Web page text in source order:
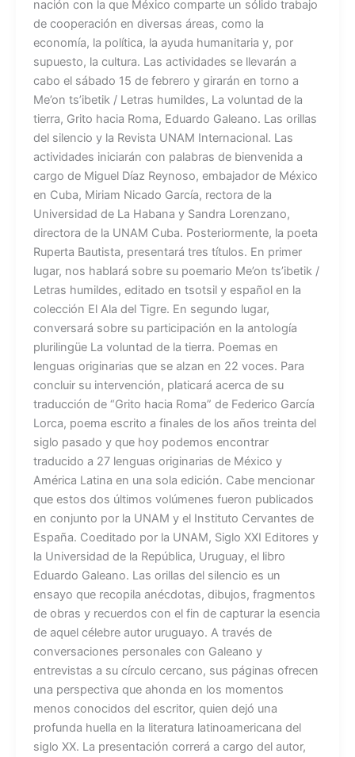
nación con la que México comparte un sólido trabajo
de cooperación en diversas áreas, como la
economía, la política, la ayuda humanitaria y, por
supuesto, la cultura. Las actividades se llevarán a
cabo el sábado 15 de febrero y girarán en torno a
Me’on ts’ibetik / Letras humildes, La voluntad de la
tierra, Grito hacia Roma, Eduardo Galeano. Las orillas
del silencio y la Revista UNAM Internacional. Las
actividades iniciarán con palabras de bienvenida a
cargo de Miguel Díaz Reynoso, embajador de México
en Cuba, Miriam Nicado García, rectora de la
Universidad de La Habana y Sandra Lorenzano,
directora de la UNAM Cuba. Posteriormente, la poeta
Ruperta Bautista, presentará tres títulos. En primer
lugar, nos hablará sobre su poemario Me’on ts’ibetik /
Letras humildes, editado en tsotsil y español en la
colección El Ala del Tigre. En segundo lugar,
conversará sobre su participación en la antología
plurilingüe La voluntad de la tierra. Poemas en
lenguas originarias que se alzan en 22 voces. Para
concluir su intervención, platicará acerca de su
traducción de “Grito hacia Roma” de Federico García
Lorca, poema escrito a finales de los años treinta del
siglo pasado y que hoy podemos encontrar
traducido a 27 lenguas originarias de México y
América Latina en una sola edición. Cabe mencionar
que estos dos últimos volúmenes fueron publicados
en conjunto por la UNAM y el Instituto Cervantes de
España. Coeditado por la UNAM, Siglo XXI Editores y
la Universidad de la República, Uruguay, el libro
Eduardo Galeano. Las orillas del silencio es un
ensayo que recopila anécdotas, dibujos, fragmentos
de obras y recuerdos con el fin de capturar la esencia
de aquel célebre autor uruguayo. A través de
conversaciones personales con Galeano y
entrevistas a su círculo cercano, sus páginas ofrecen
una perspectiva que ahonda en los momentos
menos conocidos del escritor, quien dejó una
profunda huella en la literatura latinoamericana del
siglo XX. La presentación correrá a cargo del autor,